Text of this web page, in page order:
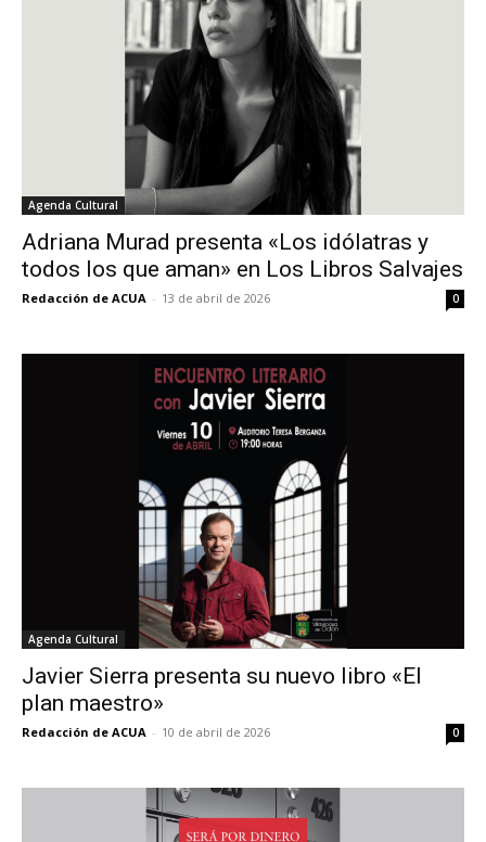
Agenda Cultural
Adriana Murad presenta «Los idólatras y
todos los que aman» en Los Libros Salvajes
Redacción de ACUA - 13 de abril de 2026 0
Agenda Cultural
Javier Sierra presenta su nuevo libro «El
plan maestro»
Redacción de ACUA - 10 de abril de 2026 0